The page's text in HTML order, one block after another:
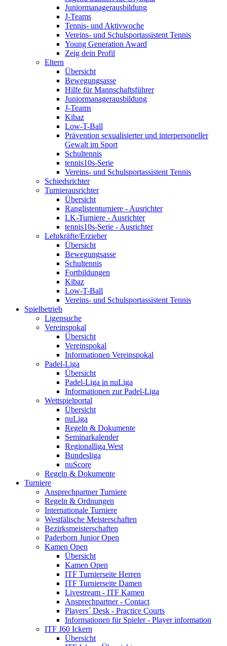
Juniormanagerausbildung
J-Teams
Tennis- und Aktivwoche
Vereins- und Schulsportassistent Tennis
Young Generation Award
Zeig dein Profil
Eltern
Übersicht
Bewegungsasse
Hilfe für Mannschaftsführer
Juniormanagerausbildung
J-Teams
Kibaz
Low-T-Ball
Prävention sexualisierter und interpersoneller
Gewalt im Sport
Schultennis
tennis10s-Serie
Vereins- und Schulsportassistent Tennis
Schiedsrichter
Turnierausrichter
Übersicht
Ranglistenturniere - Ausrichter
LK-Turniere - Ausrichter
tennis10s-Serie - Ausrichter
Lehrkräfte/Erzieher
Übersicht
Bewegungsasse
Schultennis
Fortbildungen
Kibaz
Low-T-Ball
Vereins- und Schulsportassistent Tennis
Spielbetrieb
Ligensuche
Vereinspokal
Übersicht
Vereinspokal
Informationen Vereinspokal
Padel-Liga
Übersicht
Padel-Liga in nuLiga
Informationen zur Padel-Liga
Wettspielportal
Übersicht
nuLiga
Regeln & Dokumente
Seminarkalender
Regionalliga West
Bundesliga
nuScore
Regeln & Dokumente
Turniere
Ansprechpartner Turniere
Regeln & Ordnungen
Internationale Turniere
Westfälische Meisterschaften
Bezirksmeisterschaften
Paderborn Junior Open
Kamen Open
Übersicht
Kamen Open
ITF Turnierseite Herren
ITF Turnierseite Damen
Livestream - ITF Kamen
Ansprechpartner - Contact
Players´ Desk - Practice Courts
Informationen für Spieler - Player information
ITF J60 Ickern
Übersicht